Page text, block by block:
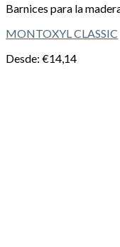
Barnices para la
MONTOXYL CLASSIC
Desde: €14,14